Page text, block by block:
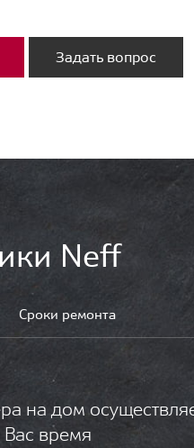
Задать вопрос
Neff
Сроки ремонта
на дом
время